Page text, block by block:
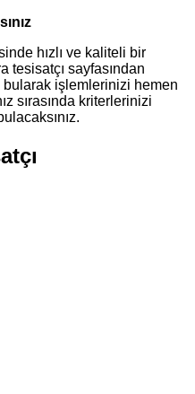
hızlı ve kaliteli bir
tesisatçı sayfasından
bularak işlemlerinizi hemen
sırasında kriterlerinizi